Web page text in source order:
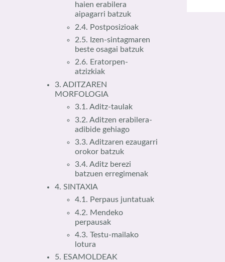
haien erabilera
aipagarri batzuk
2.4. Postposizioak
2.5. Izen-sintagmaren
beste osagai batzuk
2.6. Eratorpen-
atzizkiak
3. ADITZAREN
MORFOLOGIA
3.1. Aditz-taulak
3.2. Aditzen erabilera-
adibide gehiago
3.3. Aditzaren ezaugarri
orokor batzuk
3.4. Aditz berezi
batzuen erregimenak
4. SINTAXIA
4.1. Perpaus juntatuak
4.2. Mendeko
perpausak
4.3. Testu-mailako
lotura
5. ESAMOLDEAK